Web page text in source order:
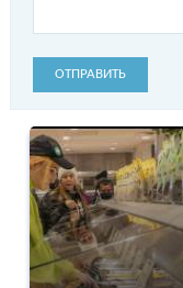
ОТПРАВИТЬ